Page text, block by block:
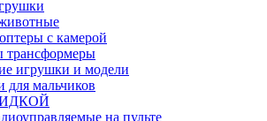
с камерой
игрушки и модели
мальчиков
на пульте